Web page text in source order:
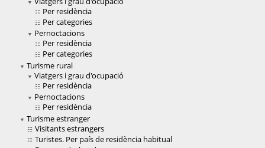
Per residència
Per categories
Pernoctacions
Per residència
Per categories
Turisme rural
Viatgers i grau d'ocupació
Per residència
Pernoctacions
Per residència
Turisme estranger
Visitants estrangers
Turistes. Per país de residència habitual